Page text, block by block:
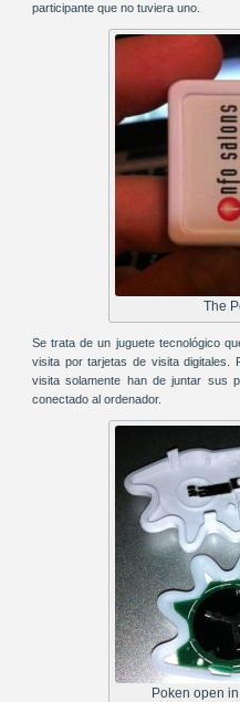
participante que no tuviera uno.
The
Se trata de un juguete tecnológico
visita por tarjetas de visita digitales.
visita solamente han de juntar sus
conectado al ordenador.
Poken open